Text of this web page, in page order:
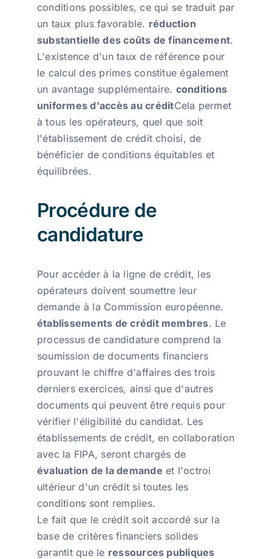
conditions possibles, ce qui se traduit par
un taux plus favorable. réduction
substantielle des coûts de financement.
L'existence d'un taux de référence pour
le calcul des primes constitue également
un avantage supplémentaire. conditions
uniformes d'accès au créditCela permet
à tous les opérateurs, quel que soit
l'établissement de crédit choisi, de
bénéficier de conditions équitables et
équilibrées.
Procédure de
candidature
Pour accéder à la ligne de crédit, les
opérateurs doivent soumettre leur
demande à la Commission européenne.
établissements de crédit membres. Le
processus de candidature comprend la
soumission de documents financiers
prouvant le chiffre d'affaires des trois
derniers exercices, ainsi que d'autres
documents qui peuvent être requis pour
vérifier l'éligibilité du candidat. Les
établissements de crédit, en collaboration
avec la FIPA, seront chargés de
évaluation de la demande et l'octroi
ultérieur d'un crédit si toutes les
conditions sont remplies.
Le fait que le crédit soit accordé sur la
base de critères financiers solides
garantit que le ressources publiques